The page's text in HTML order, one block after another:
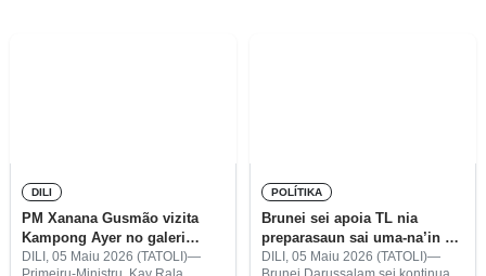
DILI
PM Xanana Gusmão vizita
Kampong Ayer no galeri
turizmu iha Brunei
DILI, 05 Maiu 2026 (TATOLI)—
Primeiru-Ministru, Kay Rala
POLÍTIKA
Brunei sei apoia TL nia
preparasaun sai uma-na’in ba
ASEAN 2029
DILI, 05 Maiu 2026 (TATOLI)—
Brunei Darussalam sei kontinua